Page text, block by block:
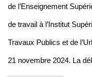
de l’Enseignement
de travail à l’Institut
Travaux Publics et de
21 novembre 2024. La